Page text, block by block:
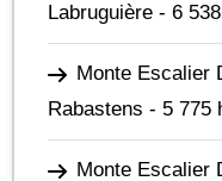
Labruguière - 6
Monte Escalier
Rabastens - 5 775
Monte Escalier